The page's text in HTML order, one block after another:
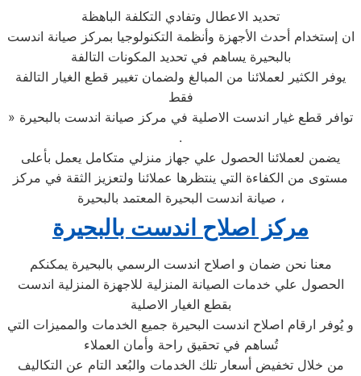
تحديد الاعطال وتفادي التكلفة الباهظة
ان إستخدام أحدث الأجهزة وأنظمة التكنولوجيا بمركز صيانة اندست
بالبحيرة يساهم في تحديد المكونات التالفة
يوفر الكثير لعملائنا من المبالغ ولضمان تغيير قطع الغيار التالفة
فقط
» توافر قطع غيار اندست الاصلية في مركز صيانة اندست بالبحيرة
.
يضمن لعملائنا الحصول علي جهاز منزلي متكامل يعمل بأعلى
مستوى من الكفاءة التي ينتظرها عملائنا ولتعزيز الثقة في مركز
صيانة اندست البحيرة المعتمد بالبحيرة ،
مركز اصلاح اندست بالبحيرة
معنا نحن ضمان و اصلاح اندست الرسمي بالبحيرة يمكنكم
الحصول علي خدمات الصيانة المنزلية للاجهزة المنزلية اندست
بقطع الغيار الاصلية
و يُوفر ارقام اصلاح اندست البحيرة جميع الخدمات والمميزات التي
تُساهم في تحقيق راحة وأمان العملاء
من خلال تخفيض أسعار تلك الخدمات والبُعد التام عن التكاليف